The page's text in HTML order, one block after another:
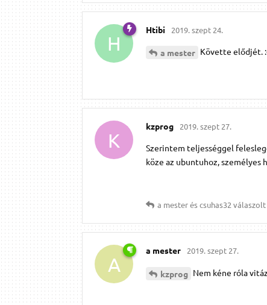
H
Htibi 2019. szept 24.
a mester Követte elődjét.
K
kzprog 2019. szept 27.
Szerintem teljességgel
köze az ubuntuhoz, személyes
a mesteréscsuhas32 válaszolt
A
a mester 2019. szept 27.
kzprog Nem kéne róla